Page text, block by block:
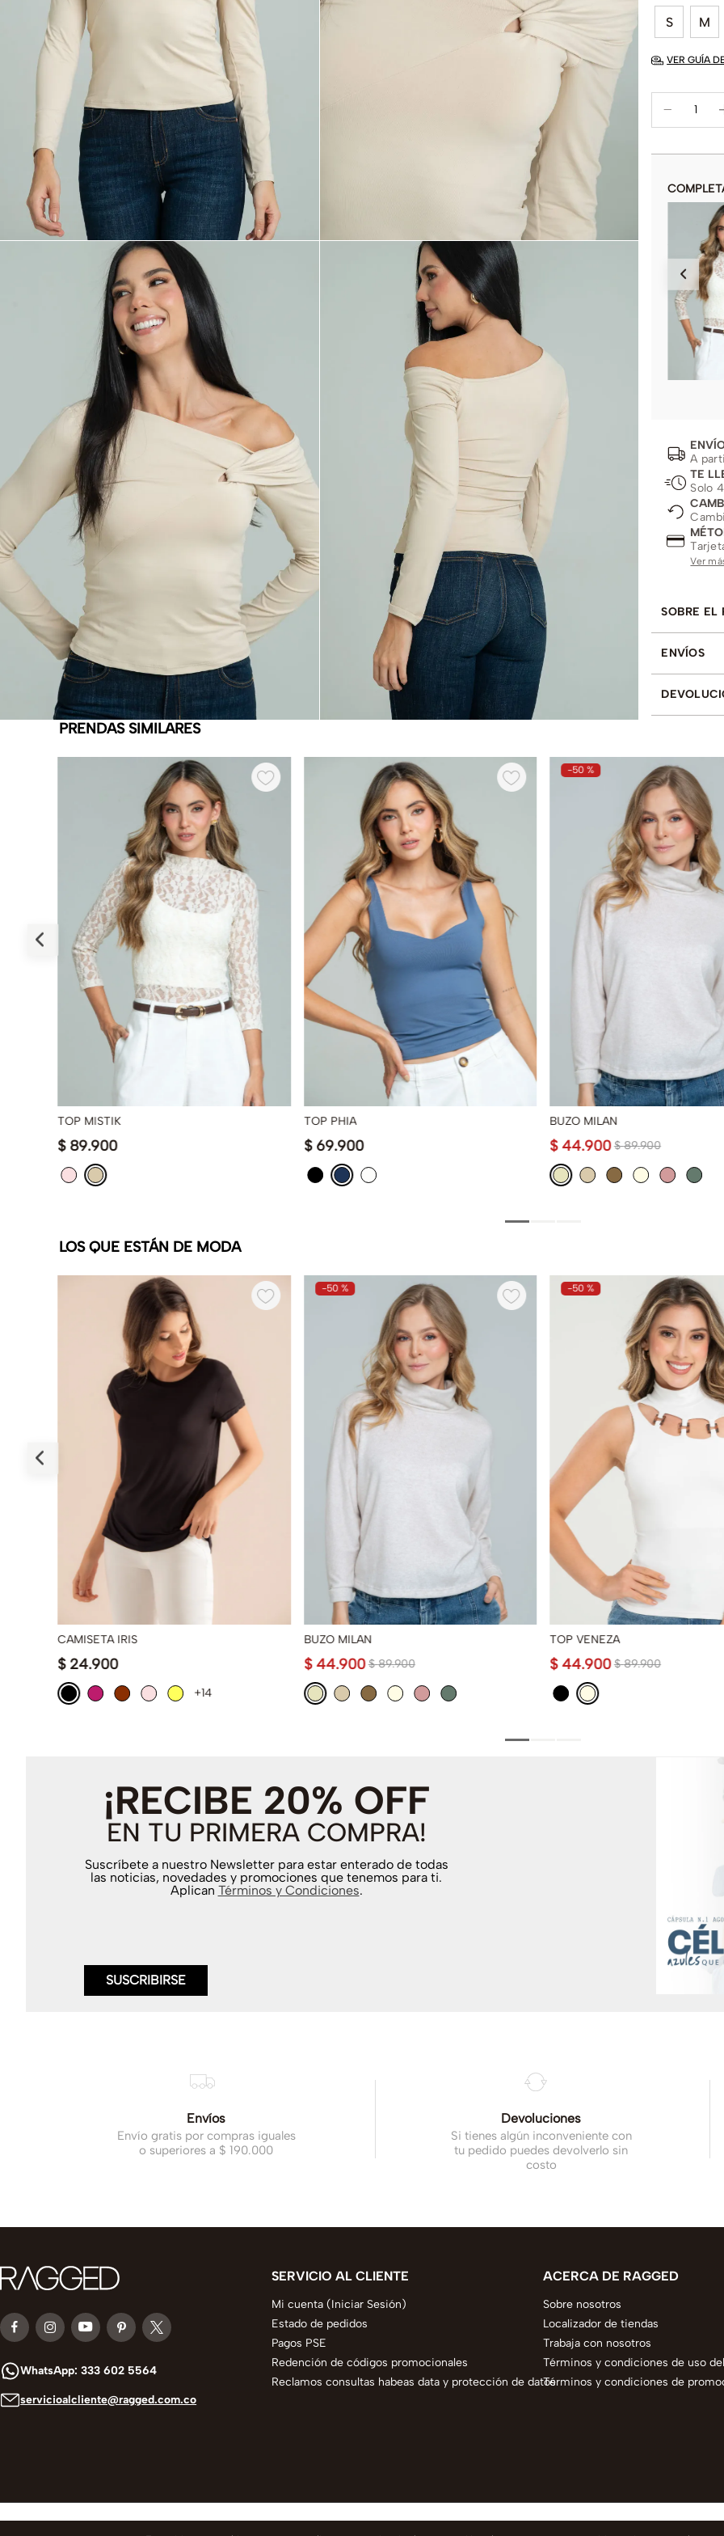
S M
VER GUÍA
CAMISETA NAVIDAD 23
29. 900
COLOR
A
TE
Solo
Ver
SOBRE EL
ENVÍOS
PRENDAS SIMILARES
TOP MISTIK
$ 89.900
TOP PHIA
$ 69.900
-50 %
BUZO MILAN
$ 89.900
$ 44.900
LOS QUE ESTÁN DE MODA
CAMISETA IRIS
$ 24.900
+14
-50 %
BUZO MILAN
$ 89.900
$ 44.900
-50 %
TOP VENEZA
$ 89.900
$ 44.900
¡RECIBE 20% OFF
EN TU PRIMERA COMPRA!
Suscríbete a nuestro Newsletter para estar enterado de todas
las noticias, novedades y promociones que tenemos para ti.
Aplican Términos y Condiciones.
SUSCRIBIRSE
Envíos
Envío gratis por compras iguales
o superiores a $ 190.000
Devoluciones
Si tienes algún inconveniente con
tu pedido puedes devolverlo sin
costo
WhatsApp: 333 602 5564
servicioalcliente@ragged.com.co
SERVICIO AL CLIENTE
Mi cuenta (Iniciar Sesión)
Estado de pedidos
Pagos PSE
Redención de códigos promocionales
Reclamos consultas habeas data y protección de datos
ACERCA DE RAGGED
Sobre nosotros
Localizador de tiendas
Trabaja con nosotros
Términos y condiciones de uso
Términos y condiciones de